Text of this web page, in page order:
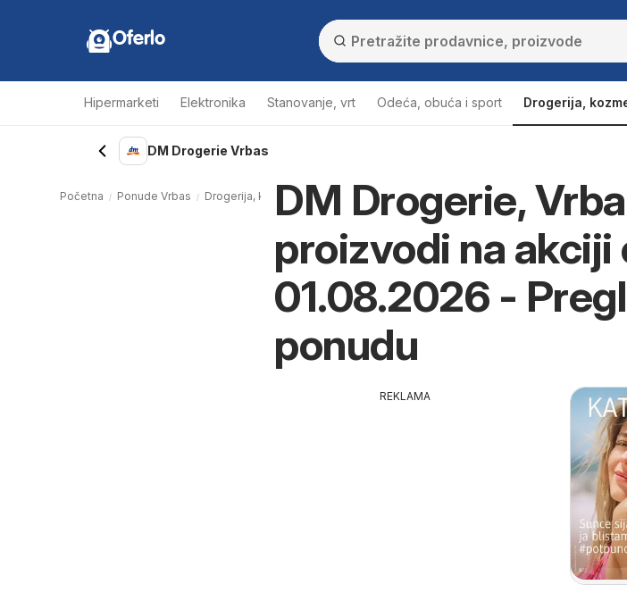
Oferlo
Hipermarketi Elektronika Stanovanje, vrt Odeća, obuća i sport Drogerija,
DM Drogerie Vrbas
DM Drogerie,
proizvodi na akciji
01.08.2026 -
ponudu
REKLAMA
Početna Ponude Vrbas Drogerija, kozmetika Vrbas DM Drogerie Vrbas